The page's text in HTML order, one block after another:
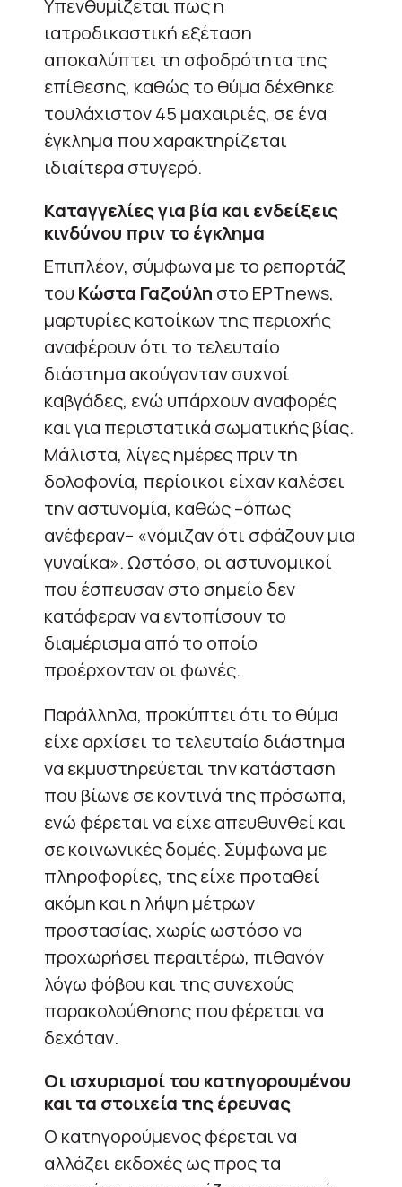
Υπενθυμίζεται πως η
ιατροδικαστική εξέταση
αποκαλύπτει τη σφοδρότητα της
επίθεσης, καθώς το θύμα δέχθηκε
τουλάχιστον 45 μαχαιριές, σε ένα
έγκλημα που χαρακτηρίζεται
ιδιαίτερα στυγερό.
Καταγγελίες για βία και ενδείξεις
κινδύνου πριν το έγκλημα
Επιπλέον, σύμφωνα με το ρεπορτάζ
του Κώστα Γαζούλη στο ΕΡΤnews,
μαρτυρίες κατοίκων της περιοχής
αναφέρουν ότι το τελευταίο
διάστημα ακούγονταν συχνοί
καβγάδες, ενώ υπάρχουν αναφορές
και για περιστατικά σωματικής βίας.
Μάλιστα, λίγες ημέρες πριν τη
δολοφονία, περίοικοι είχαν καλέσει
την αστυνομία, καθώς –όπως
ανέφεραν– «νόμιζαν ότι σφάζουν μια
γυναίκα». Ωστόσο, οι αστυνομικοί
που έσπευσαν στο σημείο δεν
κατάφεραν να εντοπίσουν το
διαμέρισμα από το οποίο
προέρχονταν οι φωνές.
Παράλληλα, προκύπτει ότι το θύμα
είχε αρχίσει το τελευταίο διάστημα
να εκμυστηρεύεται την κατάσταση
που βίωνε σε κοντινά της πρόσωπα,
ενώ φέρεται να είχε απευθυνθεί και
σε κοινωνικές δομές. Σύμφωνα με
πληροφορίες, της είχε προταθεί
ακόμη και η λήψη μέτρων
προστασίας, χωρίς ωστόσο να
προχωρήσει περαιτέρω, πιθανόν
λόγω φόβου και της συνεχούς
παρακολούθησης που φέρεται να
δεχόταν.
Οι ισχυρισμοί του κατηγορουμένου
και τα στοιχεία της έρευνας
Ο κατηγορούμενος φέρεται να
αλλάζει εκδοχές ως προς τα